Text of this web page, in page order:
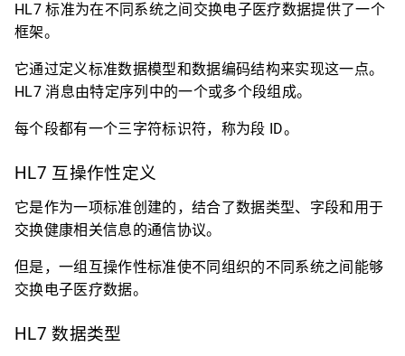
HL7 标准为在不同系统之间交换电子医疗数据提供了一个
框架。
它通过定义标准数据模型和数据编码结构来实现这一点。
HL7 消息由特定序列中的一个或多个段组成。
每个段都有一个三字符标识符，称为段 ID。
HL7 互操作性定义
它是作为一项标准创建的，结合了数据类型、字段和用于
交换健康相关信息的通信协议。
但是，一组互操作性标准使不同组织的不同系统之间能够
交换电子医疗数据。
HL7 数据类型